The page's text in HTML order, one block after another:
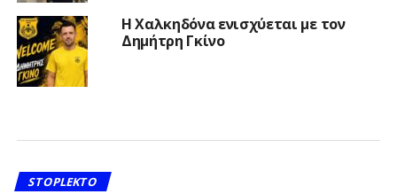
Η Χαλκηδόνα ενισχύεται με τον
Δημήτρη Γκίνο
STOPLEKTO